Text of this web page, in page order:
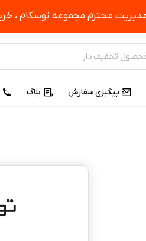
محترم مجموعه توسکام ،
پیگیری سفارش بلاگ